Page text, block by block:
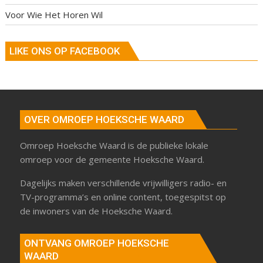
Voor Wie Het Horen Wil
LIKE ONS OP FACEBOOK
OVER OMROEP HOEKSCHE WAARD
Omroep Hoeksche Waard is de publieke lokale
omroep voor de gemeente Hoeksche Waard.
Dagelijks maken verschillende vrijwilligers radio- en
TV-programma’s en online content, toegespitst op
de inwoners van de Hoeksche Waard.
ONTVANG OMROEP HOEKSCHE
WAARD